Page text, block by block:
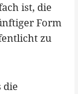
ist, die
Form
zu
die